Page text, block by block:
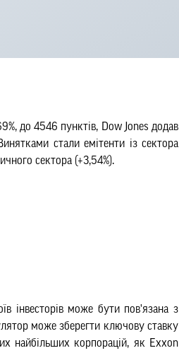
до 4546 пунктів, Dow Jones додав
стали емітенти із сектора
сектора (+3,54%).
інвесторів може бути пов'язана з
може зберегти ключову ставку
найбільших корпорацій, як Exxon